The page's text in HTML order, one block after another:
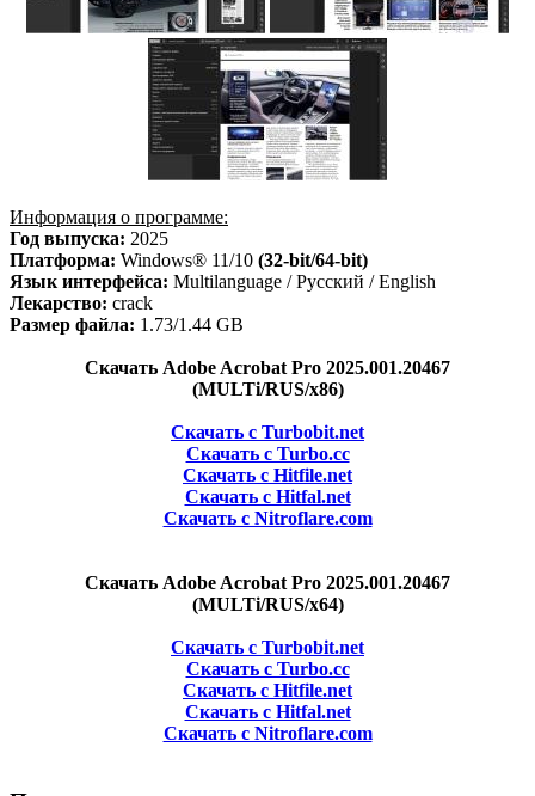
Информация о программе:
Год выпуска: 2025
Платформа: Windows® 11/10 (32-bit/64-bit)
Язык интерфейса: Multilanguage / Русский / English
Лекарство: crack
Размер файла: 1.73/1.44 GB
Скачать Adobe Acrobat Pro 2025.001.20467
(MULTi/RUS/x86)
Скачать с Turbobit.net
Скачать с Turbo.cc
Скачать с Hitfile.net
Скачать с Hitfal.net
Скачать с Nitroflare.com
Скачать Adobe Acrobat Pro 2025.001.20467
(MULTi/RUS/x64)
Скачать с Turbobit.net
Скачать с Turbo.cc
Скачать с Hitfile.net
Скачать с Hitfal.net
Скачать с Nitroflare.com